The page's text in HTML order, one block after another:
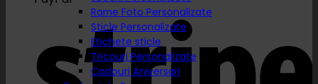
Rame Foto Personalizate
Sticle Personalizate
Etichete sticle
Tricouri Personalizate
Cadouri Aniversari